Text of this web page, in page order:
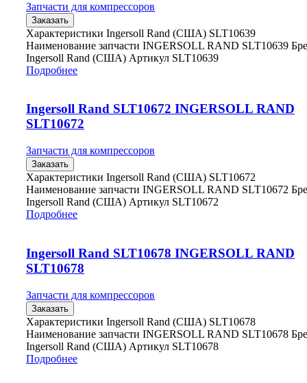
Запчасти для компрессоров
Заказать
Характеристики Ingersoll Rand (США) SLT10639
Наименование запчасти INGERSOLL RAND SLT10639
Ingersoll Rand (США) Артикул SLT10639
Подробнее
Ingersoll Rand SLT10672 INGERSOLL RAND
SLT10672
Запчасти для компрессоров
Заказать
Характеристики Ingersoll Rand (США) SLT10672
Наименование запчасти INGERSOLL RAND SLT10672
Ingersoll Rand (США) Артикул SLT10672
Подробнее
Ingersoll Rand SLT10678 INGERSOLL RAND
SLT10678
Запчасти для компрессоров
Заказать
Характеристики Ingersoll Rand (США) SLT10678
Наименование запчасти INGERSOLL RAND SLT10678
Ingersoll Rand (США) Артикул SLT10678
Подробнее